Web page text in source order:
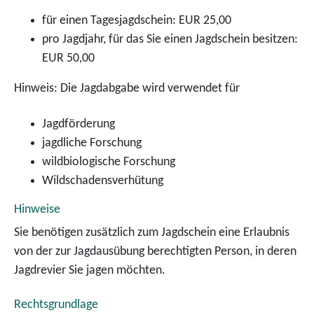
für einen Tagesjagdschein: EUR 25,00
pro Jagdjahr, für das Sie einen Jagdschein besitzen:
EUR 50,00
Hinweis: Die Jagdabgabe wird verwendet für
Jagdförderung
jagdliche Forschung
wildbiologische Forschung
Wildschadensverhütung
Hinweise
Sie benötigen zusätzlich zum Jagdschein eine Erlaubnis
von der zur Jagdausübung berechtigten Person, in deren
Jagdrevier Sie jagen möchten.
Rechtsgrundlage